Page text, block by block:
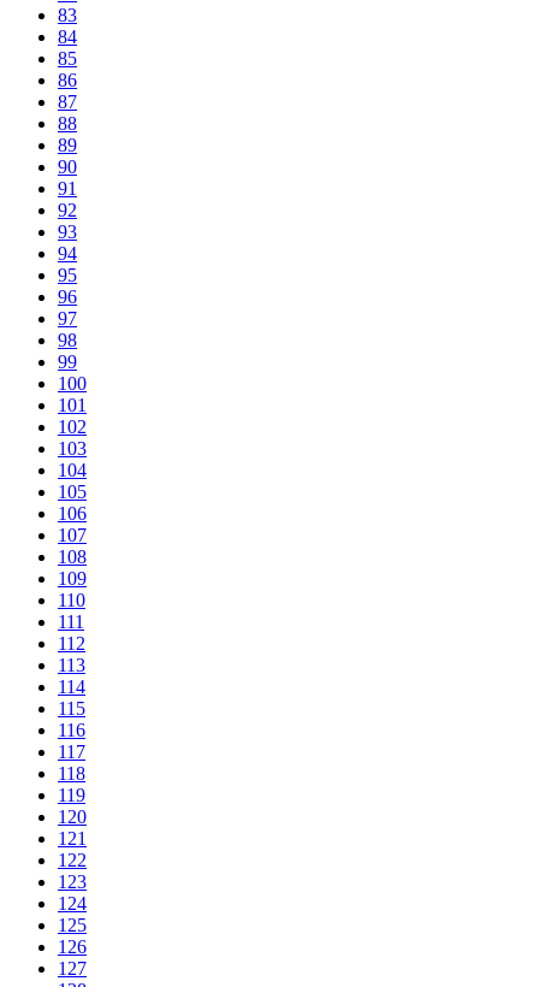
83
84
85
86
87
88
89
90
91
92
93
94
95
96
97
98
99
100
101
102
103
104
105
106
107
108
109
110
111
112
113
114
115
116
117
118
119
120
121
122
123
124
125
126
127